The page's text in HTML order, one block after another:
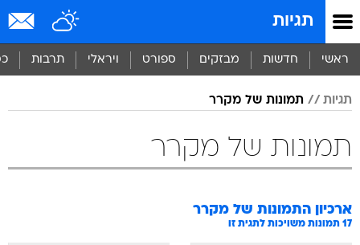
תגיות
ראשי חדשות מבזקים ספורט ויראלי תרבות
תגיות תמונות של מקרר
תמונות של מקרר
ארכיון התמונות של מקרר
17 תמונות משויכות לתגית זו